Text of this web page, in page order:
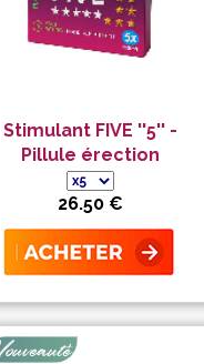
Stimulant FIVE ''5'' -
Pillule érection
26.50 €